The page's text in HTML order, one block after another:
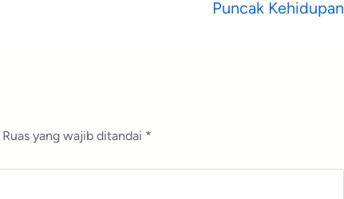
Puncak Kehidupan
Ruas yang wajib ditandai *